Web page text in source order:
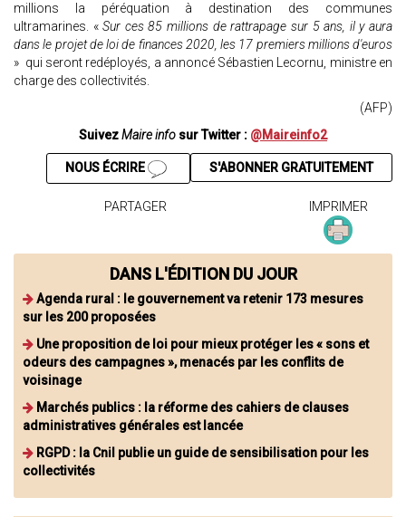
millions la péréquation à destination des communes
ultramarines. «Sur ces 85 millions de rattrapage sur 5 ans, il y aura
dans le projet de loi de finances 2020, les 17 premiers millions d'euros
» qui seront redéployés, a annoncé Sébastien Lecornu, ministre en
charge des collectivités.
(AFP)
SuivezMaire info sur Twitter : @Maireinfo2
S'ABONNER GRATUITEMENT
NOUS ÉCRIRE
PARTAGER IMPRIMER
DANS L'ÉDITION DU JOUR
Agenda rural : le gouvernement va retenir 173 mesures
sur les 200 proposées
Une proposition de loi pour mieux protéger les « sons et
odeurs des campagnes », menacés par les conflits de
voisinage
Marchés publics : la réforme des cahiers de clauses
administratives générales est lancée
RGPD : la Cnil publie un guide de sensibilisation pour les
collectivités